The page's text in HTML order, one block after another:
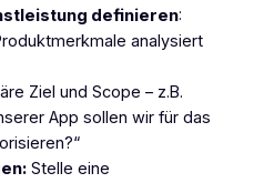
definieren:
analysiert
Ziel und Scope – z.B.
App sollen wir für das
Stelle eine